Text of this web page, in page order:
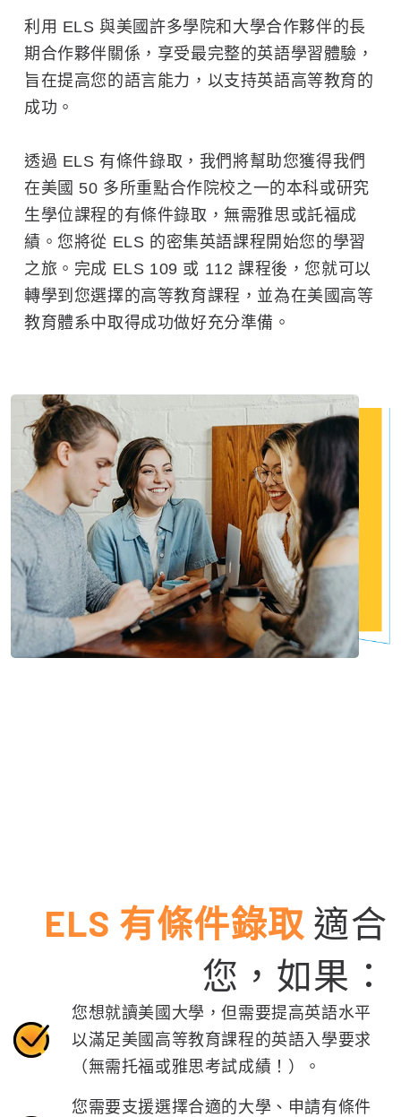
利用 ELS 與美國許多學院和大學合作夥伴的長
期合作夥伴關係，享受最完整的英語學習體驗，
旨在提高您的語言能力，以支持英語高等教育的
成功。
透過 ELS 有條件錄取，我們將幫助您獲得我們
在美國 50 多所重點合作院校之一的本科或研究
生學位課程的有條件錄取，無需雅思或託福成
績。您將從 ELS 的密集英語課程開始您的學習
之旅。完成 ELS 109 或 112 課​​程後，您就可以
轉學到您選擇的高等教育課程，並為在美國高等
教育體系中取得成功做好充分準備。
ELS 有條件錄取 適合
您，如果：
您想就讀美國大學，但需要提高英語水平
以滿足美國高等教育課程的英語入學要求
（無需托福或雅思考試成績！）。
您需要支援選擇合適的大學、申請有條件